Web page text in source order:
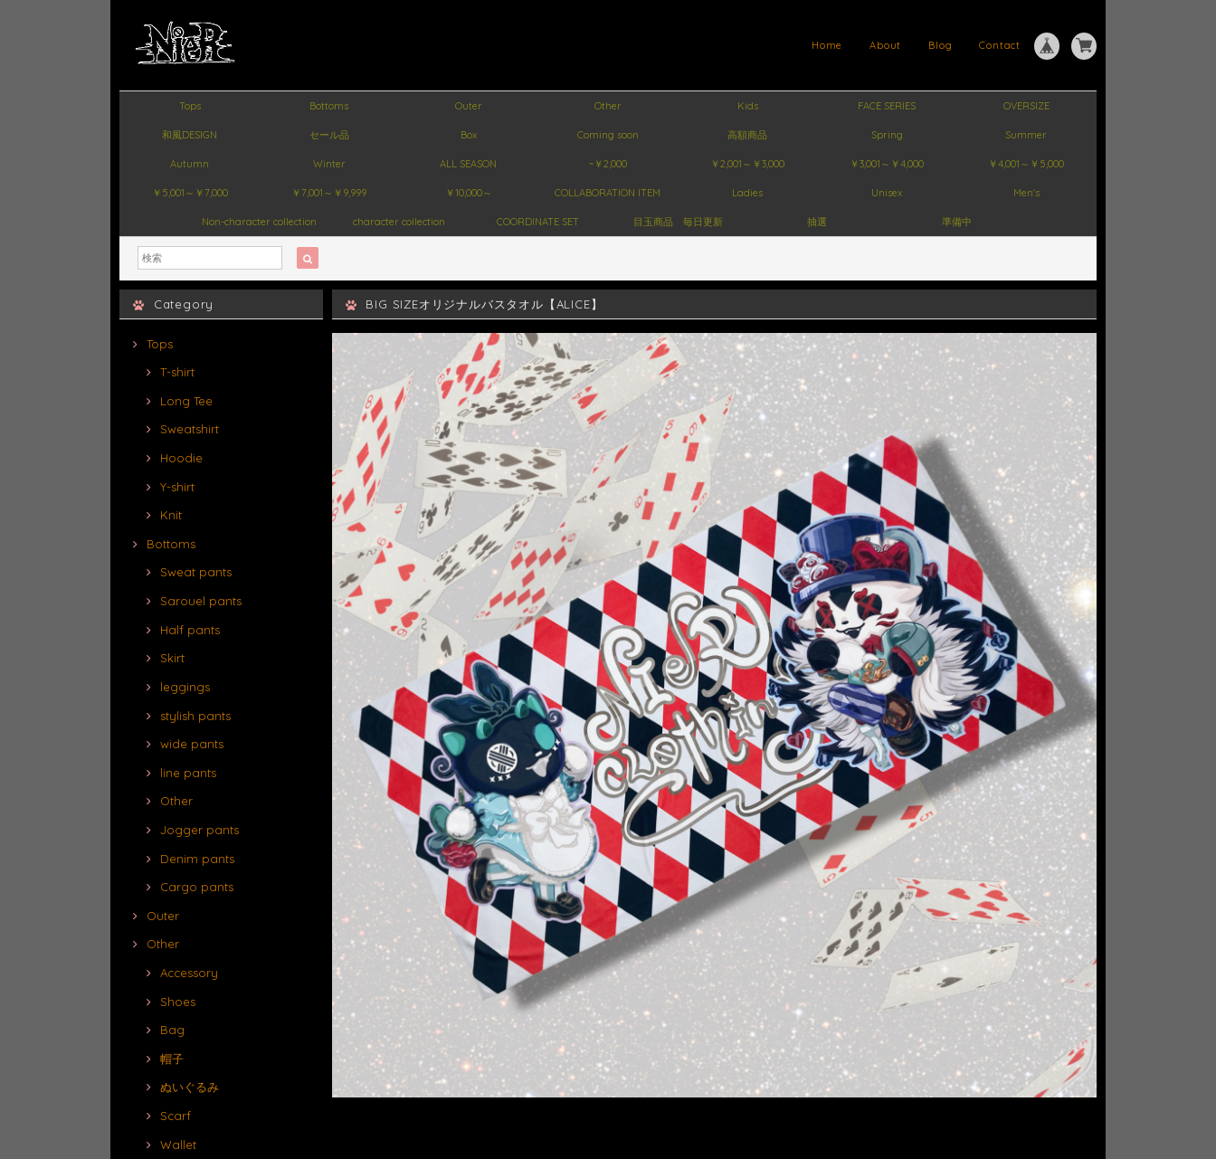
Contact
Blog
About
Home
Tops Bottoms Outer Other Kids FACE SERIES OVERSIZE
和風DESIGN セール品 Box Coming soon 高額商品 Spring Summer
Autumn Winter ALL SEASON ~￥2,000 ￥2,001～￥3,000 ￥3,001～￥4,000 ￥4,001～￥5,000
￥5,001～￥7,000 ￥7,001～￥9,999 ￥10,000～ COLLABORATION ITEM Ladies Unisex Men's
Non-character collection character collection COORDINATE SET 目玉商品 毎日更新 抽選 準備中
Category
Tops
T-shirt
Long Tee
Sweatshirt
Hoodie
Y-shirt
Knit
Bottoms
Sweat pants
Sarouel pants
Half pants
Skirt
leggings
stylish pants
wide pants
line pants
Other
Jogger pants
Denim pants
Cargo pants
Outer
Other
Accessory
Shoes
Bag
帽子
ぬいぐるみ
Scarf
Wallet
BIG SIZEオリジナルバスタオル【ALICE】